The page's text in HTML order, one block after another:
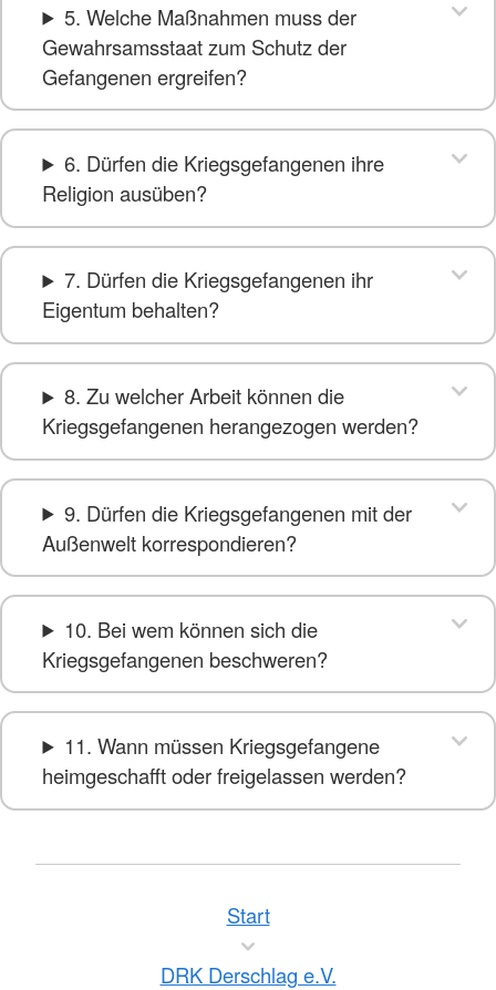
5. Welche Maßnahmen muss der
Gewahrsamsstaat zum Schutz der
Gefangenen ergreifen?
6. Dürfen die Kriegsgefangenen ihre
Religion ausüben?
7. Dürfen die Kriegsgefangenen ihr
Eigentum behalten?
8. Zu welcher Arbeit können die
Kriegsgefangenen herangezogen werden?
9. Dürfen die Kriegsgefangenen mit der
Außenwelt korrespondieren?
10. Bei wem können sich die
Kriegsgefangenen beschweren?
11. Wann müssen Kriegsgefangene
heimgeschafft oder freigelassen werden?
Start
DRK Derschlag e.V.